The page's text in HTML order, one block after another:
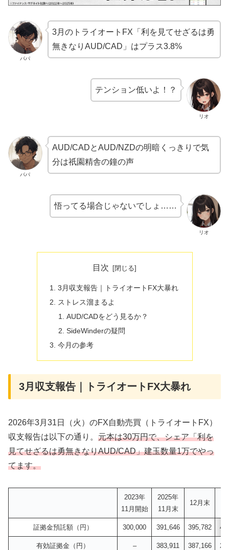
パパ
3月のトライオートFX「利を見てせざるは勇
無きなりAUD/CAD」はプラス3.8%
リオ
テンション低いよ！？
パパ
AUD/CADとAUD/NZDの明暗くっきりで気
分は祇園精舎の鐘の声
リオ
悟ってる場合じゃないでしょ……
目次
3月収支報告｜トライオートFX大暴れ
ストレス溜まるよ
AUD/CADをどう見るか？
SideWinderの疑問
今月の参考
3月収支報告｜トライオートFX大暴れ
2026年3月31日（火）のFX自動売買（トライオートFX）
収支報告は以下の通り。 元本は30万円で、シェア「利を
見てせざるは勇無きなりAUD/CAD」建玉数量1万でやっ
てます。
2023年
11月開始
2025年
11月末
12月末
証拠金預託額（円） 300,000 391,646 395,782
有効証拠金（円） – 383,911 387,166